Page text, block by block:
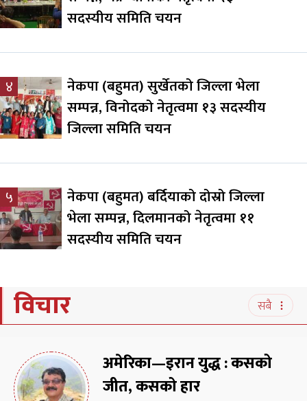
सदस्यीय समिति चयन
४
नेकपा (बहुमत) सुर्खेतको जिल्ला भेला
सम्पन्न, विनोदको नेतृत्वमा १३ सदस्यीय
जिल्ला समिति चयन
५
नेकपा (बहुमत) बर्दियाको दोस्रो जिल्ला
भेला सम्पन्न, दिलमानको नेतृत्वमा ११
सदस्यीय समिति चयन
विचार सबै
अमेरिका—इरान युद्ध : कसको
जीत, कसको हार